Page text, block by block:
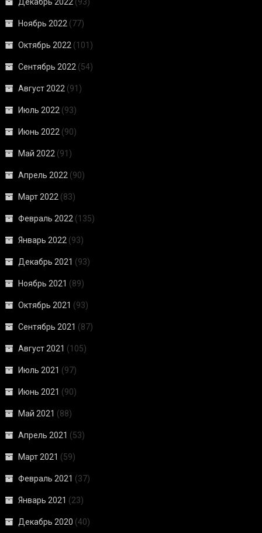
Ноябрь 2022 (77)
Октябрь 2022 (101)
Сентябрь 2022 (54)
Август 2022 (91)
Июль 2022 (93)
Июнь 2022 (90)
Май 2022 (91)
Апрель 2022 (90)
Март 2022 (83)
Февраль 2022 (135)
Январь 2022 (93)
Декабрь 2021 (93)
Ноябрь 2021 (89)
Октябрь 2021 (93)
Сентябрь 2021 (87)
Август 2021 (105)
Июль 2021 (97)
Июнь 2021 (90)
Май 2021 (88)
Апрель 2021 (53)
Март 2021 (59)
Февраль 2021 (37)
Январь 2021 (23)
Декабрь 2020 (40)